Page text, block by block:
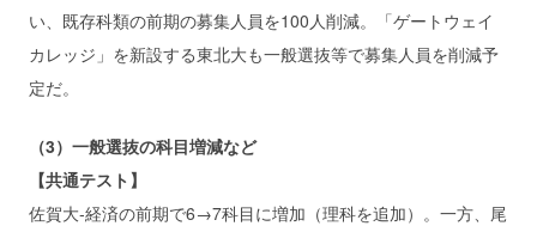
い、既存科類の前期の募集人員を100人削減。「ゲートウェイ
カレッジ」を新設する東北大も一般選抜等で募集人員を削減予
定だ。
（3）一般選抜の科目増減など
【共通テスト】
佐賀大‐経済の前期で6→7科目に増加（理科を追加）。一方、尾